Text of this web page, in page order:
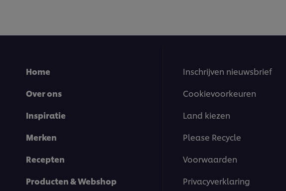
Home
Over ons
Inspiratie
Merken
Recepten
Producten & Webshop
Inschrijven nieuwsbrief
Cookievoorkeuren
Land kiezen
Please Recycle
Voorwaarden
Privacyverklaring